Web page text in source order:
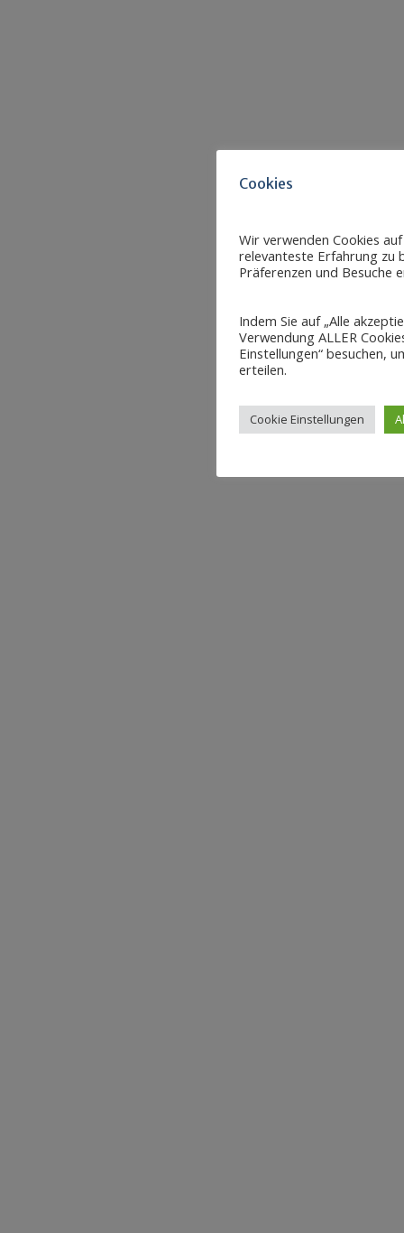
Cookies
Wir verwenden Cookies
relevanteste Erfahrung zu
Präferenzen und Besuche
Indem Sie auf „Alle
Verwendung ALLER
Einstellungen“ besuchen,
erteilen.
Cookie Einstellungen